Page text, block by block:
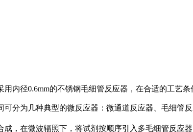
内径0.6mm的不锈钢毛细管反应器 ，在合适的工艺
分为几种典型的微反应器：微通道反应器、 毛细管
，在微波辐照下，将试剂按顺序引入多毛细管反应器